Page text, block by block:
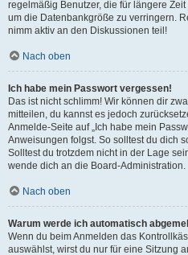
regelmäßig Benutzer, die für längere
um die Datenbankgröße zu verringern.
nimm aktiv an den Diskussionen teil!
Nach oben
Ich habe mein Passwort vergessen!
Das ist nicht schlimm! Wir können dir
mitteilen, du kannst es jedoch
Anmelde-Seite auf „Ich habe mein
Anweisungen folgst. So solltest du dich
Solltest du trotzdem nicht in der Lage
wende dich an die Board-Administration.
Nach oben
Warum werde ich automatisch
Wenn du beim Anmelden das
auswählst, wirst du nur für eine Sitzung